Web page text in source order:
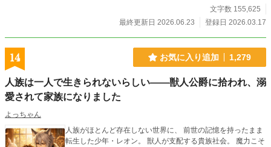
文字数 155,625
最終更新日 2026.06.23
登録日 2026.03.17
14 お気に入り追加 1,279
人族は一人で生きられないらしい――獣人公爵に拾われ、溺
愛されて家族になりました
よっちゃん
人族がほとんど存在しない世界に、 前世の記憶を持ったまま
転生した少年・レオン。 獣人が支配する貴族社会。 魔力こそ